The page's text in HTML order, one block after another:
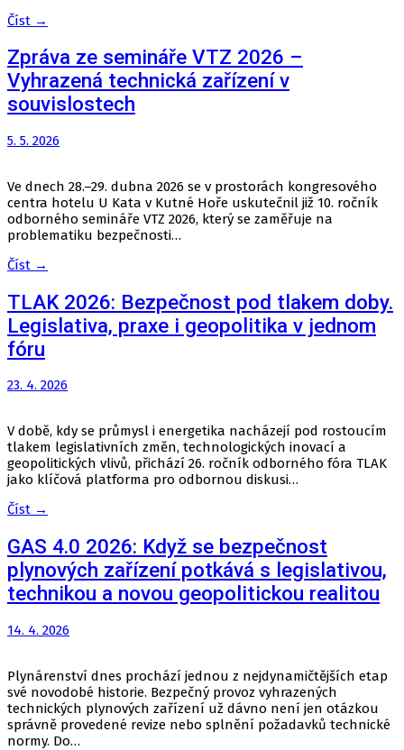
Číst →
Zpráva ze semináře VTZ 2026 –
Vyhrazená technická zařízení v
souvislostech
5. 5. 2026
Ve dnech 28.–29. dubna 2026 se v prostorách kongresového
centra hotelu U Kata v Kutné Hoře uskutečnil již 10. ročník
odborného semináře VTZ 2026, který se zaměřuje na
problematiku bezpečnosti…
Číst →
TLAK 2026: Bezpečnost pod tlakem doby.
Legislativa, praxe i geopolitika v jednom
fóru
23. 4. 2026
V době, kdy se průmysl i energetika nacházejí pod rostoucím
tlakem legislativních změn, technologických inovací a
geopolitických vlivů, přichází 26. ročník odborného fóra TLAK
jako klíčová platforma pro odbornou diskusi…
Číst →
GAS 4.0 2026: Když se bezpečnost
plynových zařízení potkává s legislativou,
technikou a novou geopolitickou realitou
14. 4. 2026
Plynárenství dnes prochází jednou z nejdynamičtějších etap
své novodobé historie. Bezpečný provoz vyhrazených
technických plynových zařízení už dávno není jen otázkou
správně provedené revize nebo splnění požadavků technické
normy. Do…